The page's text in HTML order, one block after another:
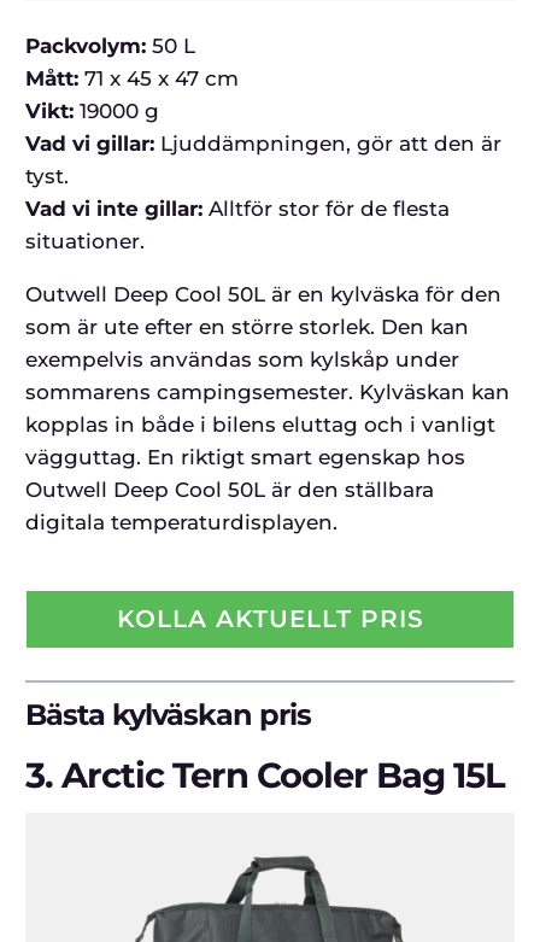
Packvolym:50 L
Mått:71 x 45 x 47 cm
Vikt:19000 g
Vad vi gillar: Ljuddämpningen, gör att den är
tyst.
Vad vi inte gillar: Alltför stor för de flesta
situationer.
Outwell Deep Cool 50L är en kylväska för den
som är ute efter en större storlek. Den kan
exempelvis användas som kylskåp under
sommarens campingsemester. Kylväskan kan
kopplas in både i bilens eluttag och i vanligt
vägguttag. En riktigt smart egenskap hos
Outwell Deep Cool 50L är den ställbara
digitala temperaturdisplayen.
KOLLA AKTUELLT PRIS
Bästa kylväskan pris
3.Arctic Tern Cooler Bag 15L